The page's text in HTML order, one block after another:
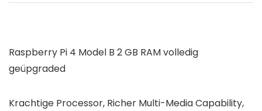
Raspberry Pi 4 Model B 2 GB RAM volledig
geüpgraded
Krachtige Processor, Richer Multi-Media Capability,